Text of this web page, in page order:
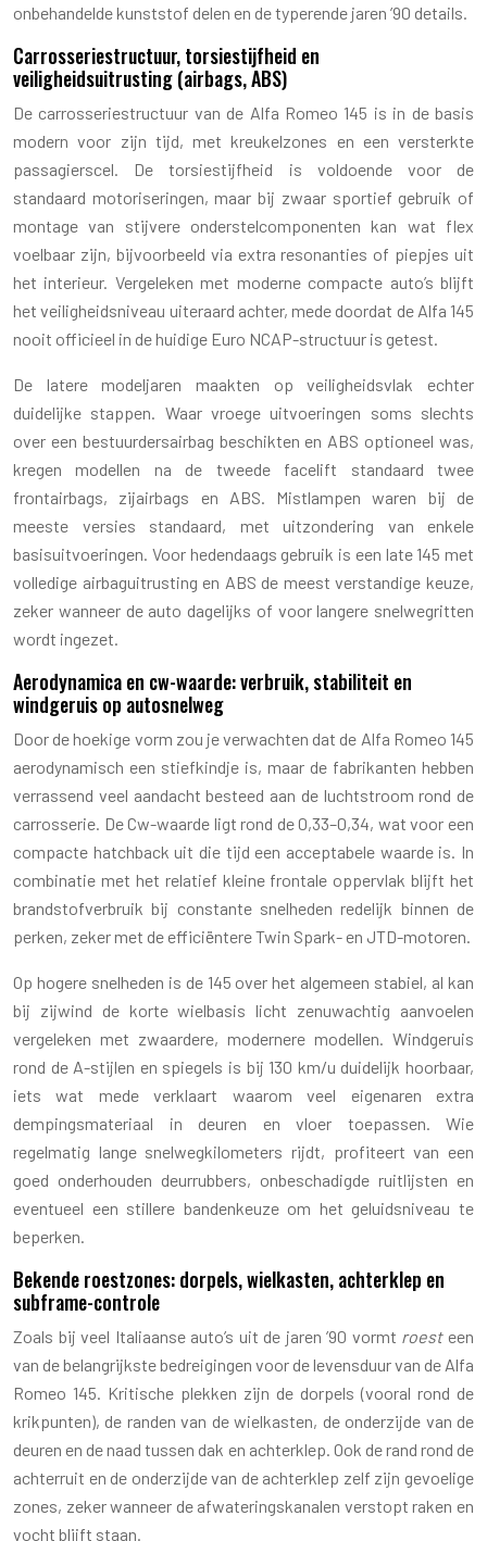
onbehandelde kunststof delen en de typerende jaren ’90 details.
Carrosseriestructuur, torsiestijfheid en
veiligheidsuitrusting (airbags, ABS)
De carrosseriestructuur van de Alfa Romeo 145 is in de basis
modern voor zijn tijd, met kreukelzones en een versterkte
passagierscel. De torsiestijfheid is voldoende voor de
standaard motoriseringen, maar bij zwaar sportief gebruik of
montage van stijvere onderstelcomponenten kan wat flex
voelbaar zijn, bijvoorbeeld via extra resonanties of piepjes uit
het interieur. Vergeleken met moderne compacte auto’s blijft
het veiligheidsniveau uiteraard achter, mede doordat de Alfa 145
nooit officieel in de huidige Euro NCAP-structuur is getest.
De latere modeljaren maakten op veiligheidsvlak echter
duidelijke stappen. Waar vroege uitvoeringen soms slechts
over een bestuurdersairbag beschikten en ABS optioneel was,
kregen modellen na de tweede facelift standaard twee
frontairbags, zijairbags en ABS. Mistlampen waren bij de
meeste versies standaard, met uitzondering van enkele
basisuitvoeringen. Voor hedendaags gebruik is een late 145 met
volledige airbaguitrusting en ABS de meest verstandige keuze,
zeker wanneer de auto dagelijks of voor langere snelwegritten
wordt ingezet.
Aerodynamica en cw-waarde: verbruik, stabiliteit en
windgeruis op autosnelweg
Door de hoekige vorm zou je verwachten dat de Alfa Romeo 145
aerodynamisch een stiefkindje is, maar de fabrikanten hebben
verrassend veel aandacht besteed aan de luchtstroom rond de
carrosserie. De Cw-waarde ligt rond de 0,33–0,34, wat voor een
compacte hatchback uit die tijd een acceptabele waarde is. In
combinatie met het relatief kleine frontale oppervlak blijft het
brandstofverbruik bij constante snelheden redelijk binnen de
perken, zeker met de efficiëntere Twin Spark- en JTD-motoren.
Op hogere snelheden is de 145 over het algemeen stabiel, al kan
bij zijwind de korte wielbasis licht zenuwachtig aanvoelen
vergeleken met zwaardere, modernere modellen. Windgeruis
rond de A-stijlen en spiegels is bij 130 km/u duidelijk hoorbaar,
iets wat mede verklaart waarom veel eigenaren extra
dempingsmateriaal in deuren en vloer toepassen. Wie
regelmatig lange snelwegkilometers rijdt, profiteert van een
goed onderhouden deurrubbers, onbeschadigde ruitlijsten en
eventueel een stillere bandenkeuze om het geluidsniveau te
beperken.
Bekende roestzones: dorpels, wielkasten, achterklep en
subframe-controle
Zoals bij veel Italiaanse auto’s uit de jaren ’90 vormt roesteen
van de belangrijkste bedreigingen voor de levensduur van de Alfa
Romeo 145. Kritische plekken zijn de dorpels (vooral rond de
krikpunten), de randen van de wielkasten, de onderzijde van de
deuren en de naad tussen dak en achterklep. Ook de rand rond de
achterruit en de onderzijde van de achterklep zelf zijn gevoelige
zones, zeker wanneer de afwateringskanalen verstopt raken en
vocht blijft staan.